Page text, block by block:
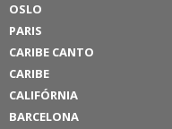
OSLO
PARIS
CARIBE CANTO
CARIBE
CALIFÓRNIA
BARCELONA